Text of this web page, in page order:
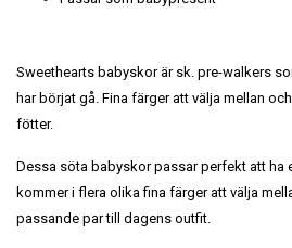
Sweethearts babyskor är sk. pre-walkers
har börjat gå. Fina färger att välja mellan
fötter.
Dessa söta babyskor passar perfekt att ha
kommer i flera olika fina färger att välja
passande par till dagens outfit.